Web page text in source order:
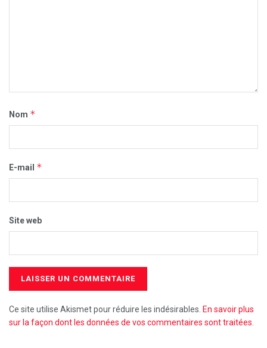
Nom *
E-mail *
Site web
Ce site utilise Akismet pour réduire les indésirables. En savoir plus
sur la façon dont les données de vos commentaires sont traitées.